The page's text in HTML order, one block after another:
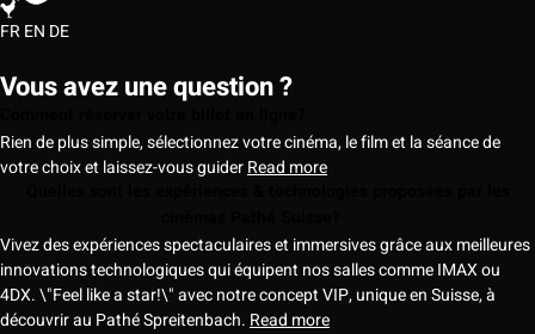
FREN DE
Vous avez une question ?
Rien de plus simple, sélectionnez votre cinéma, le film et la séance de
votre choix et laissez-vous guiderRead more
Vivez des expériences spectaculaires et immersives grâce aux meilleures
innovations technologiques qui équipent nos salles comme IMAX ou
4DX. \"Feel like a star!\" avec notre concept VIP, unique en Suisse, à
découvrir au Pathé Spreitenbach. Read more